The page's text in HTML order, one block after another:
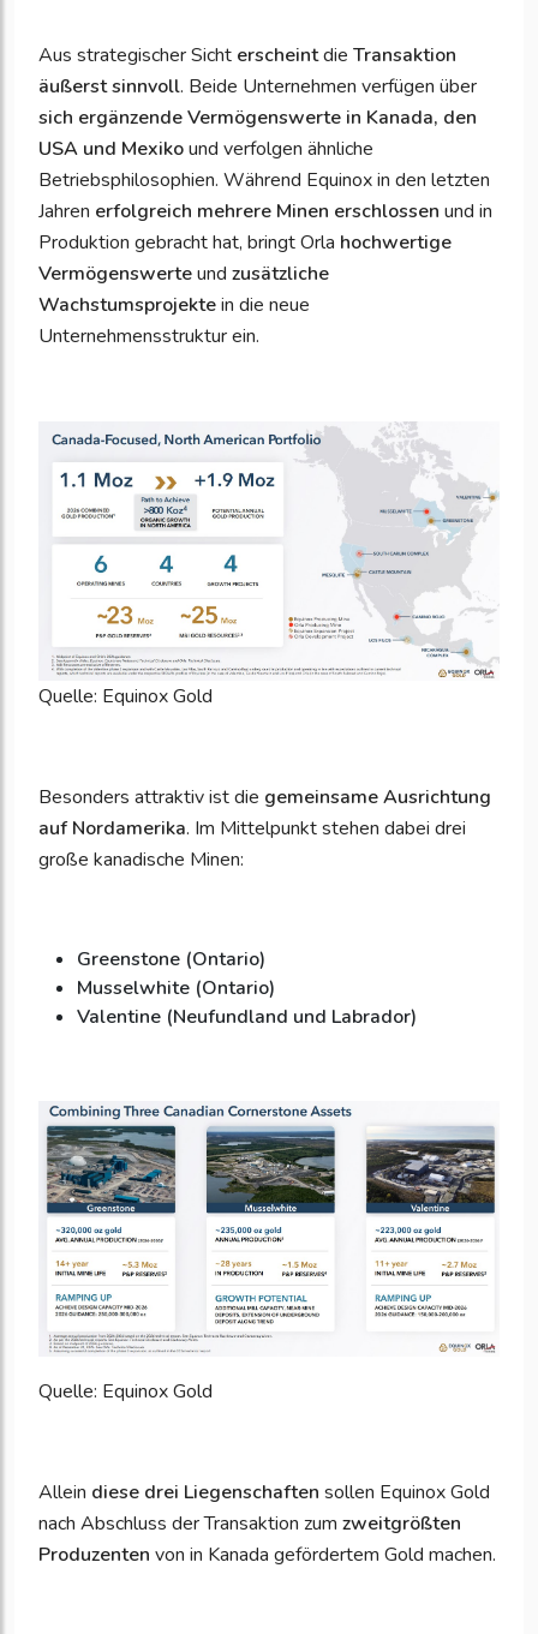
Aus strategischer Sicht erscheintdie Transaktion
äußerst sinnvoll. Beide Unternehmen verfügen über
sich ergänzende Vermögenswerte in Kanada, den
USA und Mexikound verfolgen ähnliche
Betriebsphilosophien. Während Equinox in den letzten
Jahren erfolgreich mehrere Minen erschlossen und in
Produktion gebracht hat, bringt Orla hochwertige
Vermögenswerteund zusätzliche
Wachstumsprojektein die neue
Unternehmensstruktur ein.
Quelle: Equinox Gold
Besonders attraktiv ist die gemeinsame Ausrichtung
auf Nordamerika. Im Mittelpunkt stehen dabei drei
große kanadische Minen:
Greenstone (Ontario)
Musselwhite (Ontario)
Valentine (Neufundland und Labrador)
Quelle: Equinox Gold
Allein diese drei Liegenschaften sollen Equinox Gold
nach Abschluss der Transaktion zum zweitgrößten
Produzenten von in Kanada gefördertem Gold machen.